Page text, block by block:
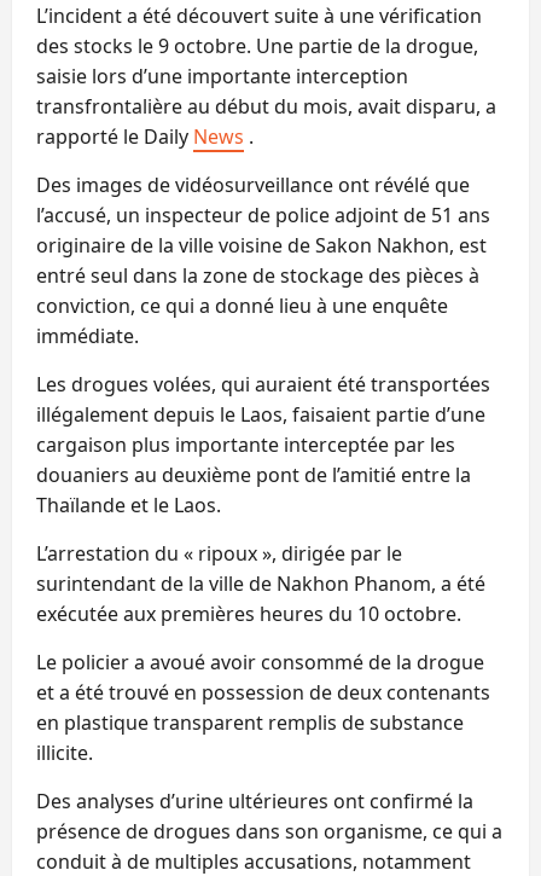
L’incident a été découvert suite à une vérification
des stocks le 9 octobre. Une partie de la drogue,
saisie lors d’une importante interception
transfrontalière au début du mois, avait disparu, a
rapporté le Daily News .
Des images de vidéosurveillance ont révélé que
l’accusé, un inspecteur de police adjoint de 51 ans
originaire de la ville voisine de Sakon Nakhon, est
entré seul dans la zone de stockage des pièces à
conviction, ce qui a donné lieu à une enquête
immédiate.
Les drogues volées, qui auraient été transportées
illégalement depuis le Laos, faisaient partie d’une
cargaison plus importante interceptée par les
douaniers au deuxième pont de l’amitié entre la
Thaïlande et le Laos.
L’arrestation du « ripoux », dirigée par le
surintendant de la ville de Nakhon Phanom, a été
exécutée aux premières heures du 10 octobre.
Le policier a avoué avoir consommé de la drogue
et a été trouvé en possession de deux contenants
en plastique transparent remplis de substance
illicite.
Des analyses d’urine ultérieures ont confirmé la
présence de drogues dans son organisme, ce qui a
conduit à de multiples accusations, notamment